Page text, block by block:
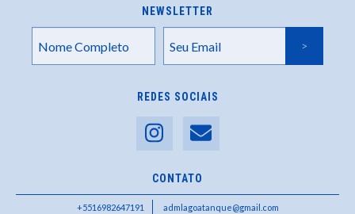
NEWSLETTER
REDES SOCIAIS
CONTATO
+5516982647191 admlagoatanque@gmail.com